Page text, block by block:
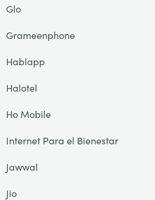
Glo
Grameenphone
Hablapp
Halotel
Ho Mobile
Internet Para el Bienestar
Jawwal
Jio